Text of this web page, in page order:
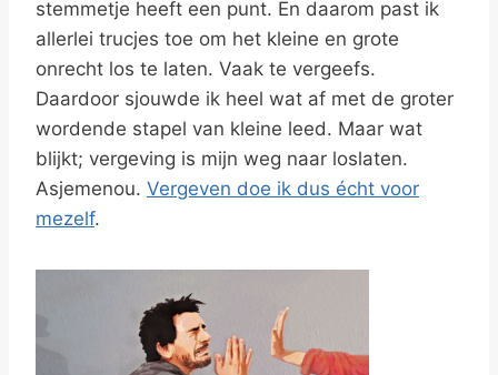
stemmetje heeft een punt. En daarom past ik
allerlei trucjes toe om het kleine en grote
onrecht los te laten. Vaak te vergeefs.
Daardoor sjouwde ik heel wat af met de groter
wordende stapel van kleine leed. Maar wat
blijkt; vergeving is mijn weg naar loslaten.
Asjemenou. Vergeven doe ik dus écht voor
mezelf.